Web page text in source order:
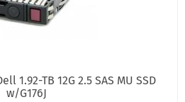
1.92-TB 12G 2.5 SAS MU SSD
w/G176J